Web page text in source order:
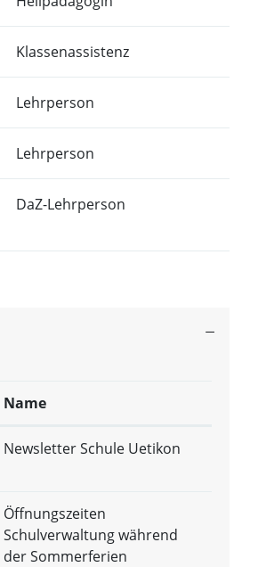
Klassenassistenz
Lehrperson
Lehrperson
DaZ-Lehrperson
Name
Newsletter Schule Uetikon
Öffnungszeiten
Schulverwaltung während
der Sommerferien